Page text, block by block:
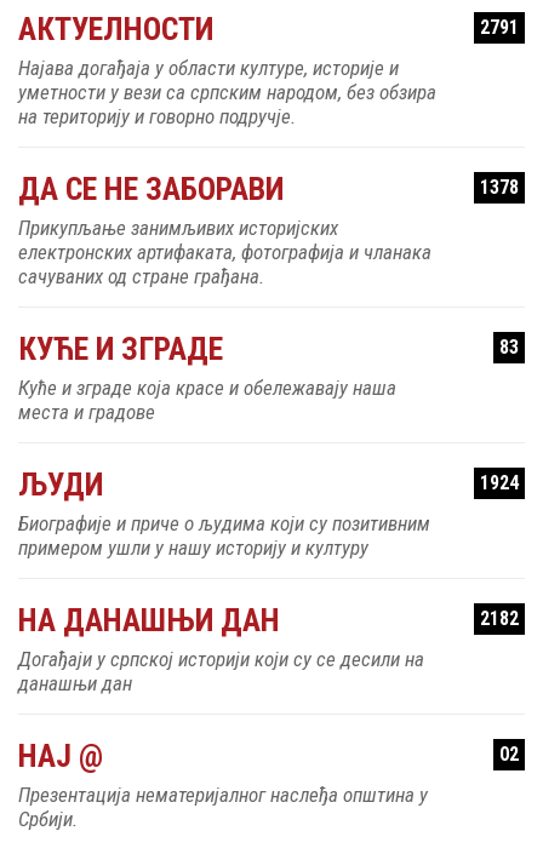
АКТУЕЛНОСТИ 2791
Најава догађаја у области културе, историје и
уметности у вези са српским народом, без обзира
на територију и говорно подручје.
ДА СЕ НЕ ЗАБОРАВИ 1378
Прикупљање занимљивих историјских
електронских артифаката, фотографија и чланака
сачуваних од стране грађана.
КУЋЕ И ЗГРАДЕ 83
Куће и зграде која красе и обележавају наша
места и градове
ЉУДИ 1924
Биографије и приче о људима који су позитивним
примером ушли у нашу историју и културу
НА ДАНАШЊИ ДАН 2182
Догађаји у српској историји који су се десили на
данашњи дан
НАЈ @ 02
Презентација нематеријалног наслеђа општина у
Србији.